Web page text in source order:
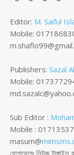
Editor: M. Saiful
Mobile:
Publishers: Sazal
Mobile:
Sub Editor :
Mobile :
masum@
যোগাযোগঃ নিউজ টাঙ্গাইল